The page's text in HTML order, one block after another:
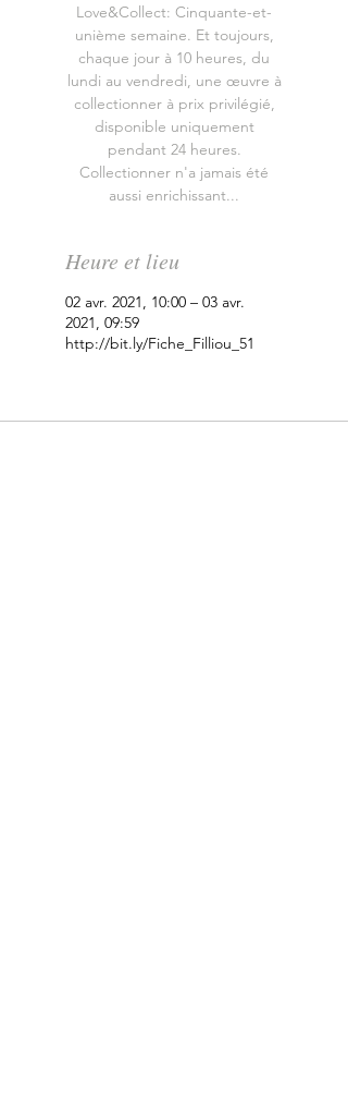
Love&Collect: Cinquante-et-
unième semaine. Et toujours,
chaque jour à 10 heures, du
lundi au vendredi, une œuvre à
collectionner à prix privilégié,
disponible uniquement
pendant 24 heures.
Collectionner n'a jamais été
aussi enrichissant...
Heure et lieu
02 avr. 2021, 10:00 – 03 avr.
2021, 09:59
http://bit.ly/Fiche_Filliou_51